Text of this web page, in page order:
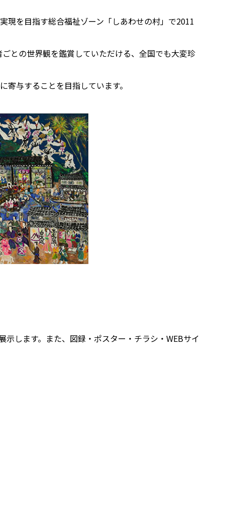
現を目指す総合福祉ゾーン「しあわせの村」で2011
との世界観を鑑賞していただける、全国でも大変珍
与することを目指しています。
します。また、図録・ポスター・チラシ・WEBサイ